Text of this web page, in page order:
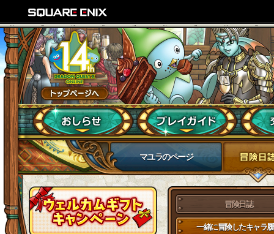
マユラのページ
冒険日誌
一緒に冒険したキャラ